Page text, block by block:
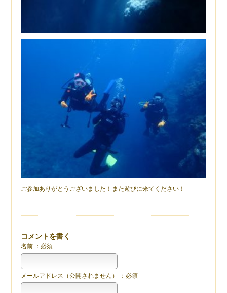
ご参加ありがとうございました！また遊びに来てください！
コメントを書く
名前 ：必須
メールアドレス（公開されません） ：必須